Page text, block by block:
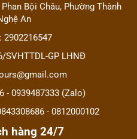
Bội Châu, Phường Thành
An
2902216547
SVHTTDL-GP LHNĐ
- 0939487333 (Zalo)
- 0812000102
hàng 24/7